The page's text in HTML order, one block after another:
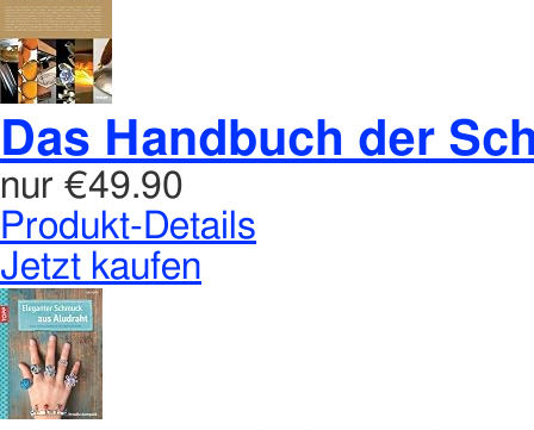
Das Handbuch der
nur €49.90
Produkt-Details
Jetzt kaufen